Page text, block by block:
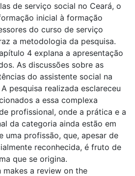
de serviço social no Ceará, o
inicial à formação
do curso de serviço
a metodologia da pesquisa.
4 explana a apresentação
As discussões sobre as
do assistente social na
pesquisa realizada esclareceu
a essa complexa
profissional, onde a prática e a
da categoria ainda estão em
uma profissão, que, apesar de
reconhecida, é fruto de
que se origina.
makes a review on the